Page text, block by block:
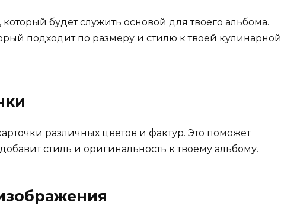
будет служить основой для твоего альбома.
подходит по размеру и стилю к твоей кулинарной
различных цветов и фактур. Это поможет
стиль и оригинальность к твоему альбому.